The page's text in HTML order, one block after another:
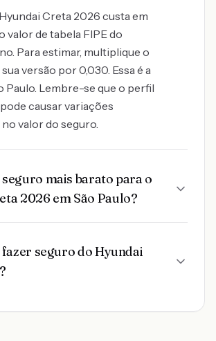
Creta 2026 custa em
valor de tabela FIPE do
Para estimar, multiplique o
versão por 0,030. Essa é a
Paulo. Lembre-se que o perfil
causar variações
valor do seguro.
mais barato para o
2026 em São Paulo?
fazer seguro do Hyundai